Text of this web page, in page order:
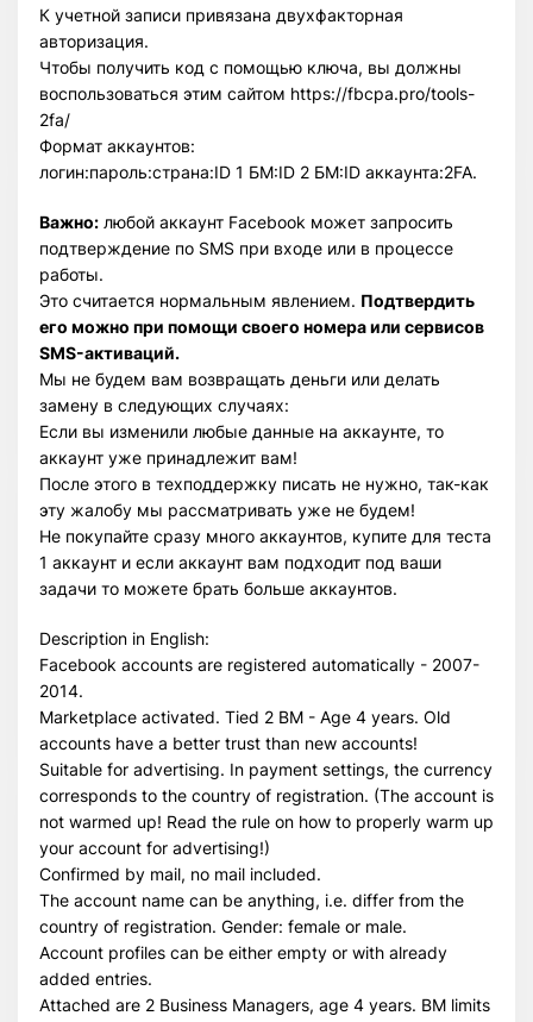
К учетной записи привязана двухфакторная
авторизация.
Чтобы получить код с помощью ключа, вы должны
воспользоваться этим сайтом https://fbcpa.pro/tools-
2fa/
Формат аккаунтов:
логин:пароль:страна:ID 1 БМ:ID 2 БМ:ID аккаунта:2FA.
Важно: любой аккаунт Facebook может запросить
подтверждение по SMS при входе или в процессе
работы.
Это считается нормальным явлением. Подтвердить
его можно при помощи своего номера или сервисов
SMS-активаций.
Мы не будем вам возвращать деньги или делать
замену в следующих случаях:
Если вы изменили любые данные на аккаунте, то
аккаунт уже принадлежит вам!
После этого в техподдержку писать не нужно, так-как
эту жалобу мы рассматривать уже не будем!
Не покупайте сразу много аккаунтов, купите для теста
1 аккаунт и если аккаунт вам подходит под ваши
задачи то можете брать больше аккаунтов.
Description in English:
Facebook accounts are registered automatically - 2007-
2014.
Marketplace activated. Tied 2 BM - Age 4 years. Old
accounts have a better trust than new accounts!
Suitable for advertising. In payment settings, the currency
corresponds to the country of registration. (The account is
not warmed up! Read the rule on how to properly warm up
your account for advertising!)
Confirmed by mail, no mail included.
The account name can be anything, i.e. differ from the
country of registration. Gender: female or male.
Account profiles can be either empty or with already
added entries.
Attached are 2 Business Managers, age 4 years. BM limits